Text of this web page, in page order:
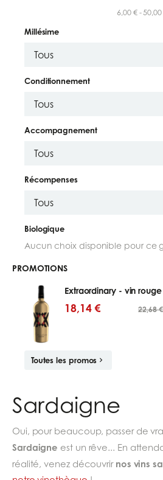
6,00 € -
Millésime
Conditionnement
Accompagnement
Récompenses
Biologique
Aucun choix disponible pour ce
PROMOTIONS
Extraordinary - vin
18,14 € 22,68 €
Toutes les promos
Sardaigne
Oui, pour beaucoup, passer de
Sardaigne est un rêve... En
réalité, venez découvrir nos vins